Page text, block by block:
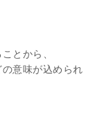
とから、
の意味が込められ